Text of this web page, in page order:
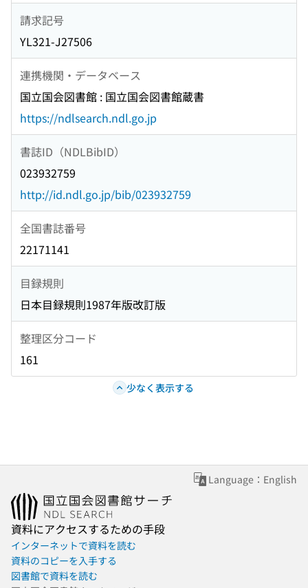
請求記号
YL321-J27506
連携機関・データベース
国立国会図書館 : 国立国会図書館蔵書
https://ndlsearch.ndl.go.jp
書誌ID（NDLBibID）
023932759
http://id.ndl.go.jp/bib/023932759
全国書誌番号
22171141
目録規則
日本目録規則1987年版改訂版
整理区分コード
161
少なく表示する
Language：English
資料にアクセスするための手段
インターネットで資料を読む
資料のコピーを入手する
図書館で資料を読む